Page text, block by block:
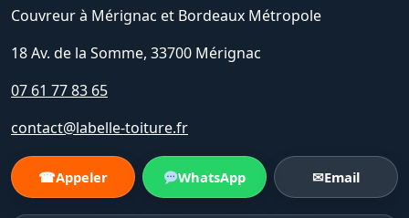
Couvreur à Mérignac et Bordeaux Métropole
18 Av. de la Somme, 33700 Mérignac
07 61 77 83 65
contact@labelle-toiture.fr
☎Appeler WhatsApp ✉Email